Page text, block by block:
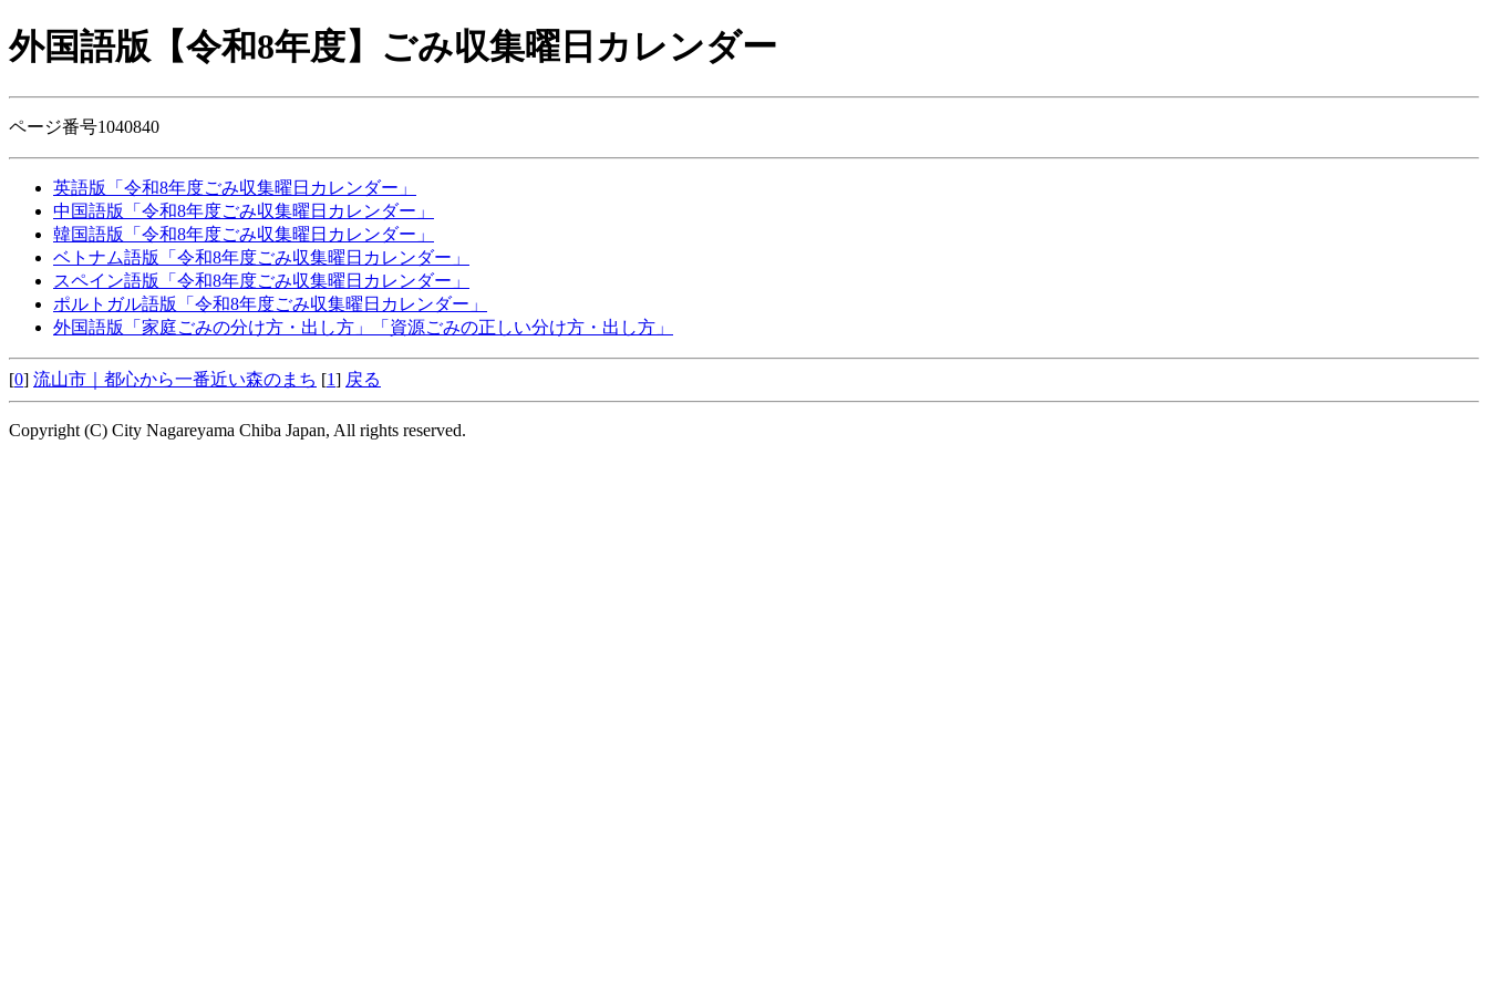
外国語版【令和8年度】ごみ収集曜日カレンダー
ページ番号1040840
英語版「令和8年度ごみ収集曜日カレンダー」
中国語版「令和8年度ごみ収集曜日カレンダー」
韓国語版「令和8年度ごみ収集曜日カレンダー」
ベトナム語版「令和8年度ごみ収集曜日カレンダー」
スペイン語版「令和8年度ごみ収集曜日カレンダー」
ポルトガル語版「令和8年度ごみ収集曜日カレンダー」
外国語版「家庭ごみの分け方・出し方」「資源ごみの正しい分け方・出し方」
[0] 流山市｜都心から一番近い森のまち [1] 戻る
Copyright (C) City Nagareyama Chiba Japan, All rights reserved.